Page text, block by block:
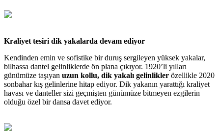
Kraliyet tesiri dik yakalarda devam ediyor
Kendinden emin ve sofistike bir duruş sergileyen yüksek yakalar,
bilhassa dantel gelinliklerde ön plana çıkıyor. 1920’li yılları
günümüze taşıyan uzun kollu, dik yakalı gelinlikler özellikle 2020
sonbahar kış gelinlerine hitap ediyor. Dik yakanın yarattığı kraliyet
havası ve danteller sizi geçmişten günümüze bitmeyen ezgilerin
olduğu özel bir dansa davet ediyor.